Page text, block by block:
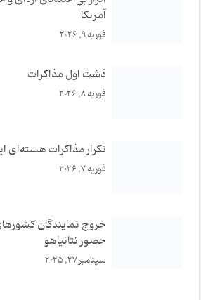
آمریکا
فوریه 9, 2026
دَشت اول مذا‌کرات
فوریه 8, 2026
تکرار مذاکرات هسته‌ای
فوریه 7, 2026
خروج نمایندگان
حضور نتانیاهو
سپتامبر 27, 2025